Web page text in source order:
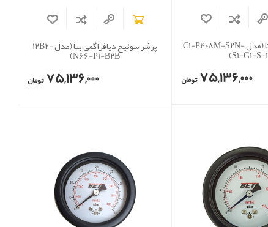
پرشر سوئیچ بتا (مدل C1-P408M-S2N-
S1-G1-S-1)
75,136,000تومان
پرشر سوئیچ دیافراگمی بتا (مدل 12B2-
N66-P1-B2B)
75,136,000 تومان